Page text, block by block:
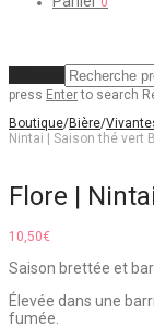
press Enterto search
Boutique/Bière/
Nintai | Saison thé vert
Flore |
10,50€
Saison brettée et
Élevée dans une
fumée.